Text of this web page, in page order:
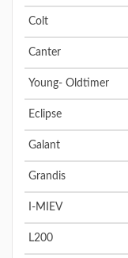
Colt
Canter
Young- Oldtimer
Eclipse
Galant
Grandis
I-MIEV
L200